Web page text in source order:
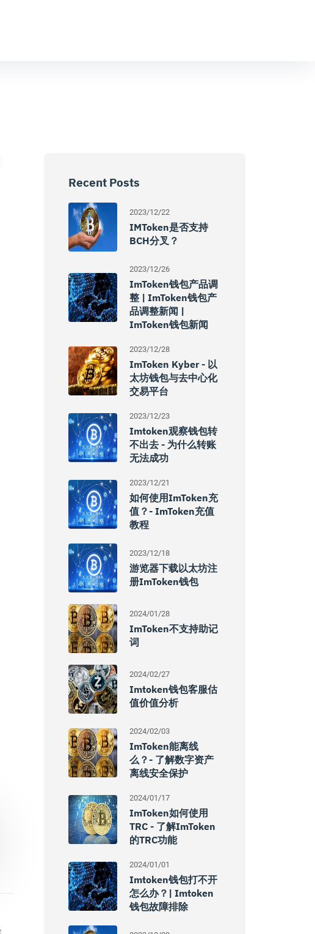
Recent Posts
2023/12/22
IMToken是否支持
BCH分叉？
2023/12/26
ImToken钱包产品调
整 | ImToken钱包产
品调整新闻 |
ImToken钱包新闻
2023/12/28
ImToken Kyber - 以
太坊钱包与去中心化
交易平台
2023/12/23
Imtoken观察钱包转
不出去 - 为什么转账
无法成功
2023/12/21
如何使用imToken充
值？- ImToken充值
教程
2023/12/18
游览器下载以太坊注
册imToken钱包
2024/01/28
ImToken不支持助记
词
2024/02/27
Imtoken钱包客服估
值价值分析
2024/02/03
ImToken能离线
么？- 了解数字资产
离线安全保护
2024/01/17
ImToken如何使用
TRC - 了解imToken
的TRC功能
2024/01/01
Imtoken钱包打不开
怎么办？| Imtoken
钱包故障排除